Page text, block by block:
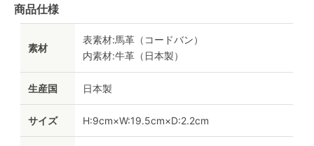
商品仕様
素材
表素材:馬革（コードバン）
内素材:牛革（日本製）
生産国 日本製
サイズ H:9cm×W:19.5cm×D:2.2cm